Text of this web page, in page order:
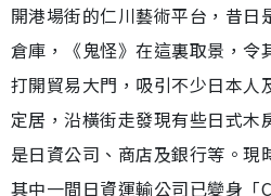
開港場街的仁川藝術平台，昔日
倉庫，《鬼怪》在這裏取景，令
打開貿易大門，吸引不少日本人
定居，沿橫街走發現有些日式木
是日資公司、商店及銀行等。現
其中一間日資運輸公司已變身「